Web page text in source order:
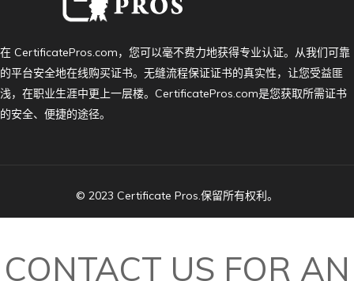
在 CertificatePros.com，您可以毫不费力地获得专业认证。从我们可靠
的平台安全地在线购买证书。无缝流程保证证书的真实性，让您受益匪
浅，在职业生涯中更上一层楼。CertificatePros.com是您获取所需证书
的安全、便捷的途径。
© 2023 Certificate Pros.保留所有权利。
CONTACT US FOR AN